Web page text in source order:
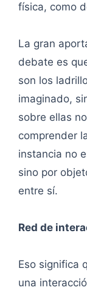
física, como
La gran
debate es
son los
imaginado,
sobre ellas
comprender
instancia no
sino por
entre sí.
Red de
Eso significa
una